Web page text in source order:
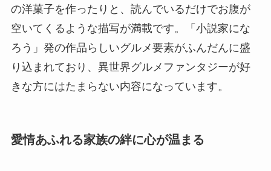
の洋菓子を作ったりと、読んでいるだけでお腹が
空いてくるような描写が満載です。「小説家にな
ろう」発の作品らしいグルメ要素がふんだんに盛
り込まれており、異世界グルメファンタジーが好
きな方にはたまらない内容になっています。
愛情あふれる家族の絆に心が温まる